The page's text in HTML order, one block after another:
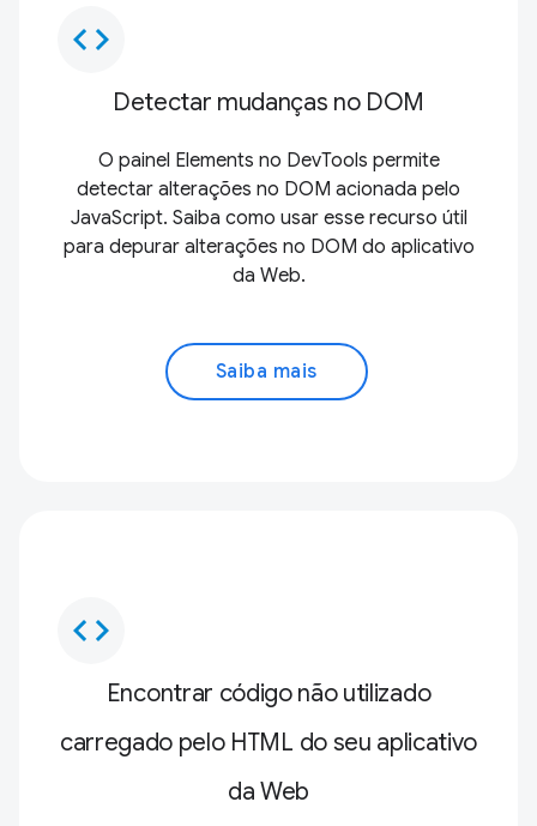
code
Detectar mudanças no DOM
O painel Elements no DevTools permite
detectar alterações no DOM acionada pelo
JavaScript. Saiba como usar esse recurso útil
para depurar alterações no DOM do aplicativo
da Web.
Saiba mais
code
Encontrar código não utilizado
carregado pelo HTML do seu aplicativo
da Web